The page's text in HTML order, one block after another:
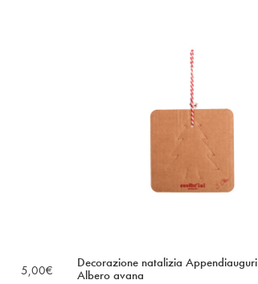
5,00€
Decorazione natalizia Appendiauguri
Albero avana